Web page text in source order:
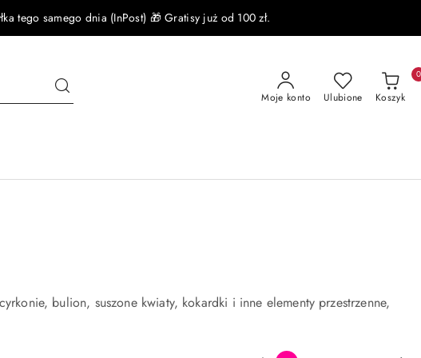
tego samego dnia (InPost) 🎁 Gratisy już od 100 zł.
Moje konto Ulubione Koszyk
0
bulion, suszone kwiaty, kokardki i inne elementy przestrzenne,